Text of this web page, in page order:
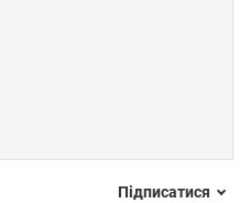
Підписатися